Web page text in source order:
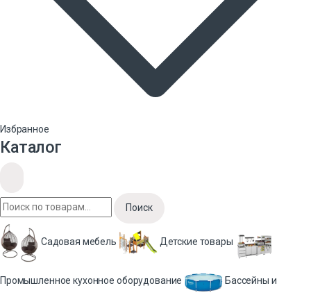
Избранное
Каталог
Поиск
Садовая мебель Детские товары
Промышленное кухонное оборудование Бассейны и